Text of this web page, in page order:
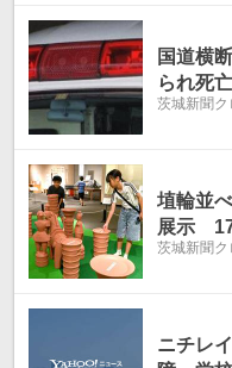
国道横
られ死
茨城新聞ク
埴輪並
展示
茨城新聞ク
ニチレ